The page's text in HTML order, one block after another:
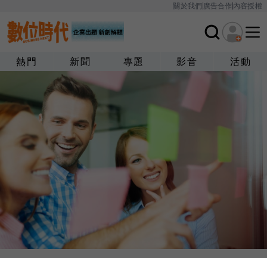
關於我們廣告合作內容授權
熱門 新聞 專題 影音 活動